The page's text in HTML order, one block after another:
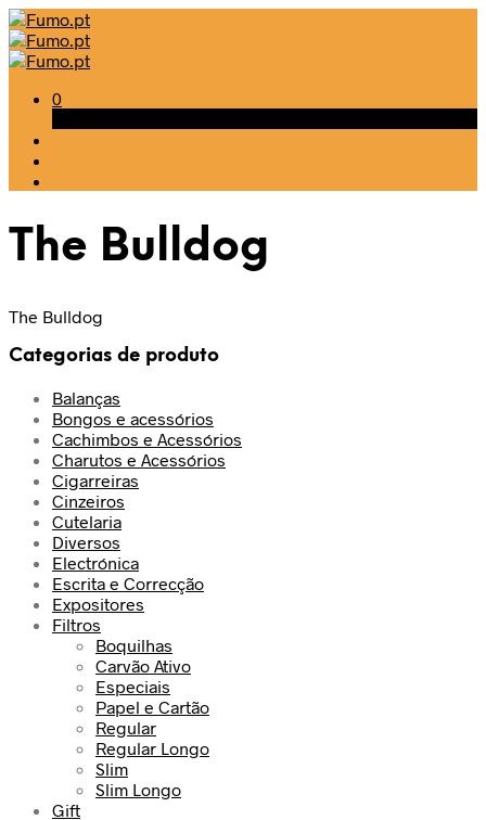
0
The Bulldog
The Bulldog
Categorias de produto
Balanças
Bongos e acessórios
Cachimbos e Acessórios
Charutos e Acessórios
Cigarreiras
Cinzeiros
Cutelaria
Diversos
Electrónica
Escrita e Correcção
Expositores
Filtros
Boquilhas
Carvão Ativo
Especiais
Papel e Cartão
Regular
Regular Longo
Slim
Slim Longo
Gift